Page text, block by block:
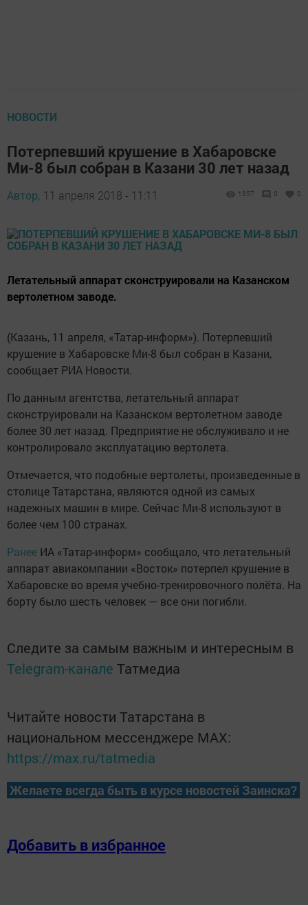
НОВОСТИ
Потерпевший крушение в Хабаровске
Ми-8 был собран в Казани 30 лет назад
Автор, 11 апреля 2018 - 11:11 1357 0 0
Летательный аппарат сконструировали на Казанском
вертолетном заводе.
(Казань, 11 апреля, «Татар-информ»). Потерпевший
крушение в Хабаровске Ми-8 был собран в Казани,
сообщает РИА Новости.
По данным агентства, летательный аппарат
сконструировали на Казанском вертолетном заводе
более 30 лет назад. Предприятие не обслуживало и не
контролировало эксплуатацию вертолета.
Отмечается, что подобные вертолеты, произведенные в
столице Татарстана, являются одной из самых
надежных машин в мире. Сейчас Ми-8 используют в
более чем 100 странах.
Ранее ИА «Татар-информ» сообщало, что летательный
аппарат авиакомпании «Восток» потерпел крушение в
Хабаровске во время учебно-тренировочного полёта. На
борту было шесть человек — все они погибли.
Следите за самым важным и интересным в
Telegram-канале Татмедиа
Читайте новости Татарстана в
национальном мессенджере MАХ:
https://max.ru/tatmedia
Желаете всегда быть в курсе новостей Заинска?
Добавить в избранное